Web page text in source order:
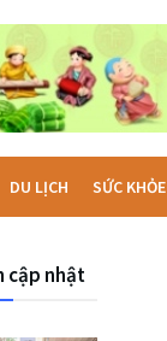
DU LỊCH SỨC KHỎE
cập nhật